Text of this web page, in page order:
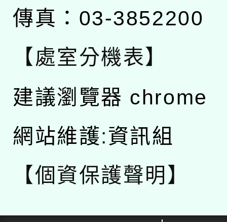
傳真：03-3852200
【處室分機表】
建議瀏覽器 chrome
網站維護:資訊組
【個資保護聲明】